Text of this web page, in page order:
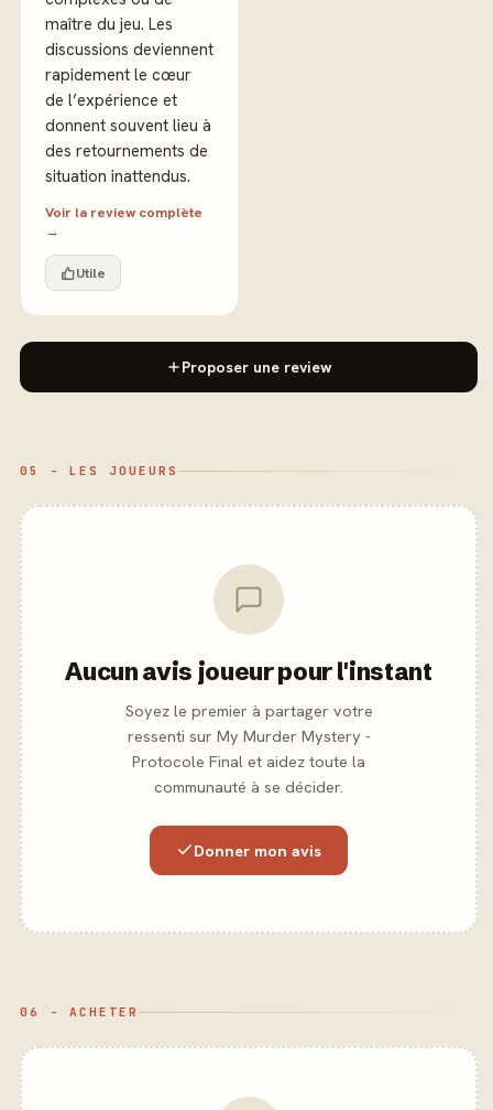
maître du jeu. Les
discussions deviennent
rapidement le cœur
de l’expérience et
donnent souvent lieu à
des retournements de
situation inattendus.
Voir la review complète
→
Utile
Proposer une review
05 - LES JOUEURS
Aucun avis joueur pour l'instant
Soyez le premier à partager votre
ressenti sur My Murder Mystery -
Protocole Final et aidez toute la
communauté à se décider.
Donner mon avis
06 - ACHETER